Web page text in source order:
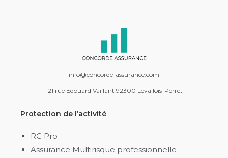
info@concorde-assurance.com
121 rue Edouard Vaillant 92300 Levallois-Perret
Protection de l’activité
RC Pro
Assurance Multirisque professionnelle